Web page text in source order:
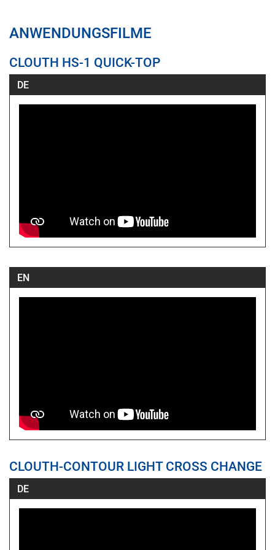
ANWENDUNGSFILME
CLOUTH HS-1 QUICK-TOP
DE
EN
CLOUTH-CONTOUR LIGHT CROSS CHANGE
DE